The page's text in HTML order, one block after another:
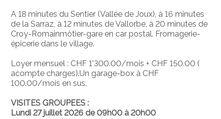
A 18 minutes du Sentier (Vallée de Joux), à 16 minutes
de la Sarraz, à 12 minutes de Vallorbe, à 20 minutes de
Croy-Romainmôtier-gare en car postal. Fromagerie-
épicerie dans le village.
Loyer mensuel : CHF 1'300.00/mois + CHF 150.00 (
acompte charges).Un garage-box à CHF
100.00/mois en sus.
VISITES GROUPEES :
Lundi 27 juillet 2026 de 09h00 à 20h00